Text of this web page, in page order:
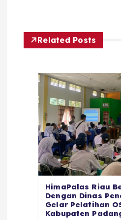
Related Posts
HimaPalas Riau
Dengan Dinas
Gelar Pelatihan
Kabupaten